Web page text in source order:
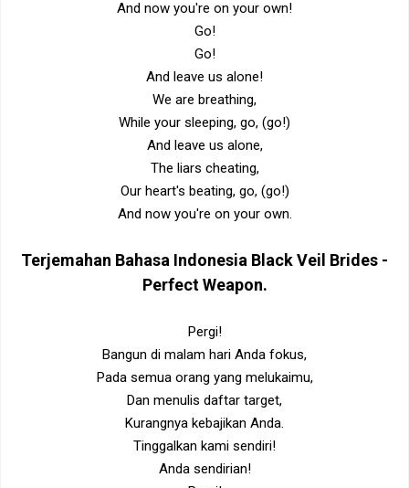
And now you're on your own!
Go!
Go!
And leave us alone!
We are breathing,
While your sleeping, go, (go!)
And leave us alone,
The liars cheating,
Our heart's beating, go, (go!)
And now you're on your own.
Terjemahan Bahasa Indonesia Black Veil Brides -
Perfect Weapon.
Pergi!
Bangun di malam hari Anda fokus,
Pada semua orang yang melukaimu,
Dan menulis daftar target,
Kurangnya kebajikan Anda.
Tinggalkan kami sendiri!
Anda sendirian!